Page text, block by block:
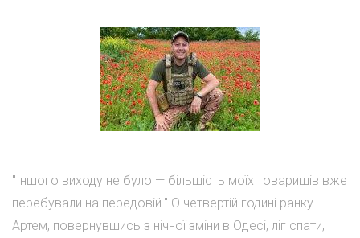
"Іншого виходу не було — більшість моїх товаришів вже
перебували на передовій." О четвертій годині ранку
Артем, повернувшись з нічної зміни в Одесі, ліг спати,